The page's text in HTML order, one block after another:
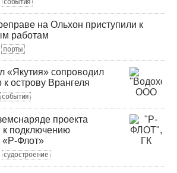
события
на Ольхон приступили к
работам
порты
«Якутия» сопроводил
острову Врангеля
события
проекта
к подключению
«Р-Флот»
судостроение